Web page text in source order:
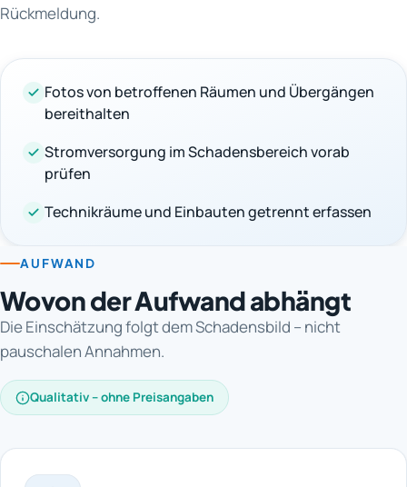
Rückmeldung.
Fotos von betroffenen Räumen und Übergängen
bereithalten
Stromversorgung im Schadensbereich vorab
prüfen
Technikräume und Einbauten getrennt erfassen
AUFWAND
Wovon der Aufwand abhängt
Die Einschätzung folgt dem Schadensbild – nicht
pauschalen Annahmen.
Qualitativ – ohne Preisangaben